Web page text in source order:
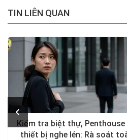
TIN LIÊN QUAN
Kiểm tra biệt thự, Penthouse
thiết bị nghe lén: Rà soát